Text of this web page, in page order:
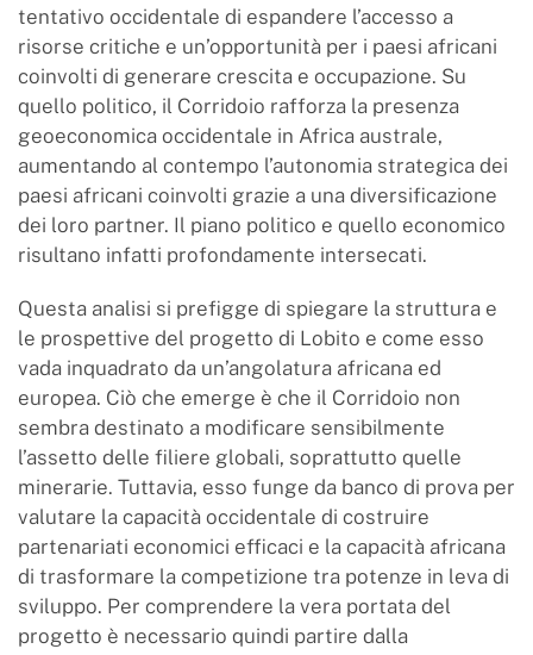
tentativo occidentale di espandere l’accesso a
risorse critiche e un’opportunità per i paesi africani
coinvolti di generare crescita e occupazione. Su
quello politico, il Corridoio rafforza la presenza
geoeconomica occidentale in Africa australe,
aumentando al contempo l’autonomia strategica dei
paesi africani coinvolti grazie a una diversificazione
dei loro partner. Il piano politico e quello economico
risultano infatti profondamente intersecati.
Questa analisi si prefigge di spiegare la struttura e
le prospettive del progetto di Lobito e come esso
vada inquadrato da un’angolatura africana ed
europea. Ciò che emerge è che il Corridoio non
sembra destinato a modificare sensibilmente
l’assetto delle filiere globali, soprattutto quelle
minerarie. Tuttavia, esso funge da banco di prova per
valutare la capacità occidentale di costruire
partenariati economici efficaci e la capacità africana
di trasformare la competizione tra potenze in leva di
sviluppo. Per comprendere la vera portata del
progetto è necessario quindi partire dalla